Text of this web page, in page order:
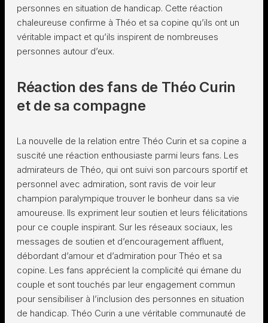
personnes en situation de handicap. Cette réaction
chaleureuse confirme à Théo et sa copine qu’ils ont un
véritable impact et qu’ils inspirent de nombreuses
personnes autour d’eux.
Réaction des fans de Théo Curin
et de sa compagne
La nouvelle de la relation entre Théo Curin et sa copine a
suscité une réaction enthousiaste parmi leurs fans. Les
admirateurs de Théo, qui ont suivi son parcours sportif et
personnel avec admiration, sont ravis de voir leur
champion paralympique trouver le bonheur dans sa vie
amoureuse. Ils expriment leur soutien et leurs félicitations
pour ce couple inspirant. Sur les réseaux sociaux, les
messages de soutien et d’encouragement affluent,
débordant d’amour et d’admiration pour Théo et sa
copine. Les fans apprécient la complicité qui émane du
couple et sont touchés par leur engagement commun
pour sensibiliser à l’inclusion des personnes en situation
de handicap. Théo Curin a une véritable communauté de